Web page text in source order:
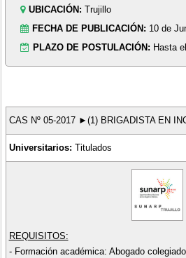
UBICACIÓN: Trujillo
FECHA DE PUBLICACIÓN: 10 de
PLAZO DE POSTULACIÓN: Hasta
CAS Nº 05-2017 ►(1) BRIGADISTA EN
Universitarios: Titulados
REQUISITOS:
- Formación académica: Abogado